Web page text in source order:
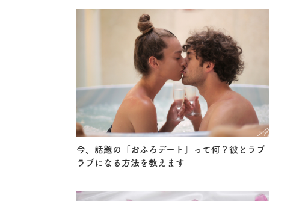
今、話題の「おふろデート」って何？彼とラブ
ラブになる方法を教えます